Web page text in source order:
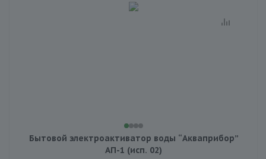
Бытовой электроактиватор воды “Акваприбор”
АП-1 (исп. 02)